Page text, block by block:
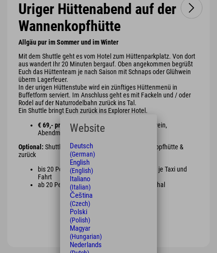
Uriger Hüttenabend auf der
Wannenkopfhütte
Allgäu pur im Sommer und im Winter
Mit dem Shuttle geht es vom Hotel zum Hüttenparkplatz. Von dort
aus wandert Ihr 20 Minuten bergauf. Oben angekommen begrüßt
Euch das Hüttenteam je nach Saison mit Schnaps oder Glühwein
überm Lagerfeuer.
In der urigen Hüttenstube wird ein zünftiges Hüttenmenü in
Buffetform serviert. Im Anschluss geht es mit Fackeln und / oder
Rodel auf der Naturrodelbahn zurück ins Tal.
Ein Shuttle bringt Euch zurück ins Explorer Hotel.
€ 69,- pro Personmit Schnapserl oder Glühwein,
Abendmenü, Fackel oder Rodel
Optional: Shuttle vom Hotel bis Parkplatz Wannenkopfhütte &
zurück
bis 20 Personen mit Großraumtaxen ca. € 55 je Taxi und
Fahrt
ab 20 Personen mit einem Bus € 450,- pauschal
Website
Deutsch
(German)
English
(English)
Italiano
(Italian)
Čeština
(Czech)
Polski
(Polish)
Magyar
(Hungarian)
Nederlands